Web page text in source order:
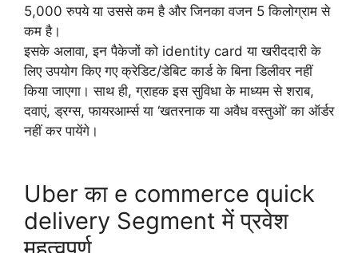
5,000 रुपये या उससे कम है और जिनका वजन 5 किलोग्राम से
कम है।
इसके अलावा, इन पैकेजों को identity card या खरीददारी के
लिए उपयोग किए गए क्रेडिट/डेबिट कार्ड के बिना डिलीवर नहीं
किया जाएगा। साथ ही, ग्राहक इस सुविधा के माध्यम से शराब,
दवाएं, ड्रग्स, फायरआर्म्स या ‘खतरनाक या अवैध वस्तुओं’ का ऑर्डर
नहीं कर पायेंगे।
Uber का e commerce quick
delivery Segment में प्रवेश